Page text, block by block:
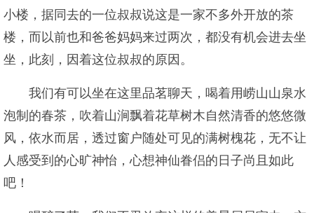
小楼，据同去的一位叔叔说这是一家不多外开放的茶
楼，而以前也和爸爸妈妈来过两次，都没有机会进去坐
坐，此刻，因着这位叔叔的原因。
我们有可以坐在这里品茗聊天，喝着用崂山山泉水
泡制的春茶，吹着山涧飘着花草树木自然清香的悠悠微
风，依水而居，透过窗户随处可见的满树槐花，无不让
人感受到的心旷神怡，心想神仙眷侣的日子尚且如此
吧！